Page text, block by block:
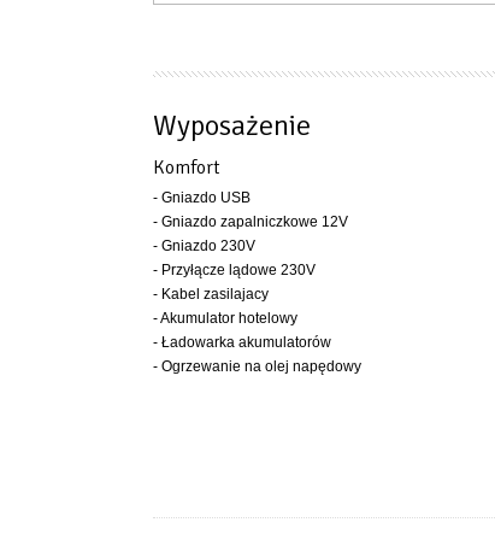
Wyposażenie
Komfort
- Gniazdo USB
- Gniazdo zapalniczkowe 12V
- Gniazdo 230V
- Przyłącze lądowe 230V
- Kabel zasilajacy
- Akumulator hotelowy
- Ładowarka akumulatorów
- Ogrzewanie na olej napędowy